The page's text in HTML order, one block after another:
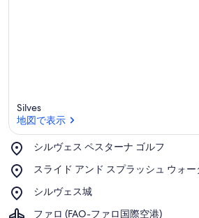
Silves
地図で表示
シルヴェス ペスターナ ゴルフ
Place,
ル
ェ
ス
スライド アンド スプラッシュ ウォー
Place,
ラ
シルヴェス城
Place,
ファロ (FAO-ファロ国際空港)
Airport,